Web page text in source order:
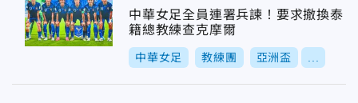
中華女足全員連署兵諫！要求撤換泰
籍總教練查克摩爾
中華女足 教練團 亞洲盃